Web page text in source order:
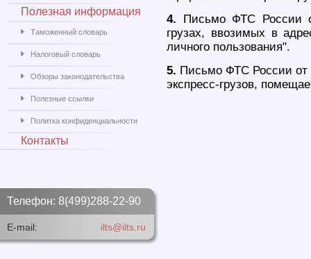
4. Письмо ФТС России
грузах, ввозимых в
личного пользования".
5. Письмо ФТС России от
экспресс-грузов,
Полезная информация
Таможенный словарь
Налоговый словарь
Обзоры законодательства
Полезные ссылки
Политка конфиденциальности
Контакты
Телефон: 8(499)288-22-90
E-mail: ilts@ilts.ru